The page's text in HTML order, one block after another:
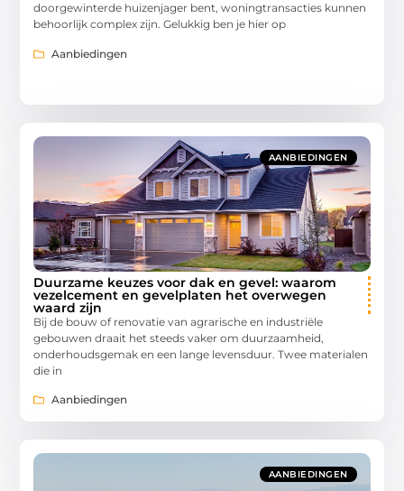
doorgewinterde huizenjager bent, woningtransacties kunnen
behoorlijk complex zijn. Gelukkig ben je hier op
Aanbiedingen
AANBIEDINGEN
Duurzame keuzes voor dak en gevel: waarom
vezelcement en gevelplaten het overwegen
waard zijn
Bij de bouw of renovatie van agrarische en industriële
gebouwen draait het steeds vaker om duurzaamheid,
onderhoudsgemak en een lange levensduur. Twee materialen
die in
Aanbiedingen
AANBIEDINGEN